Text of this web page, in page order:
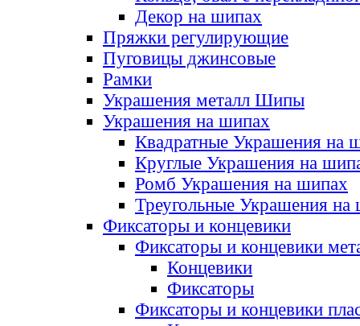
Декор на шипах
Пряжки регулирующие
Пуговицы джинсовые
Рамки
Украшения металл Шипы
Украшения на шипах
Квадратные Украшения на
Круглые Украшения на
Ромб Украшения на шипах
Треугольные Украшения на
Фиксаторы и концевики
Фиксаторы и концевики
Концевики
Фиксаторы
Фиксаторы и концевики